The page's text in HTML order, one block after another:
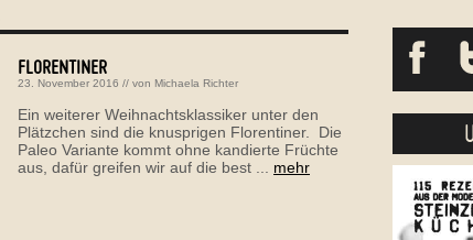
FLORENTINER
23. November 2016 // von Michaela Richter
Ein weiterer Weihnachtsklassiker unter den
Plätzchen sind die knusprigen Florentiner. Die
Paleo Variante kommt ohne kandierte Früchte
aus, dafür greifen wir auf die best ... mehr